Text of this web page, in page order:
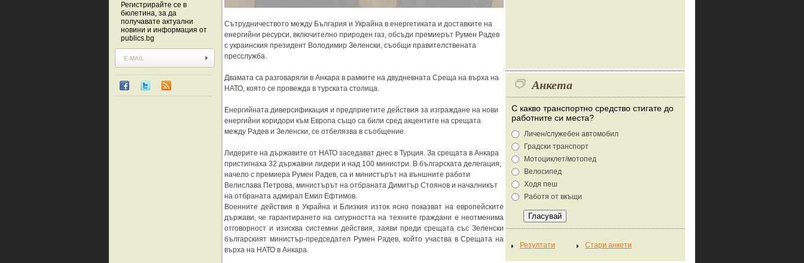
Регистрирайте се в
бюлетина, за да
получавате актуални
новини и информация от
publics.bg
Сътрудничеството между България и Украйна в енергетиката и доставките на
енергийни ресурси, включително природен газ, обсъди премиерът Румен Радев
с украинския президент Володимир Зеленски, съобщи правителствената
пресслужба.
Двамата са разговаряли в Анкара в рамките на двудневната Среща на върха на
НАТО, която се провежда в турската столица.
Енергийната диверсификация и предприетите действия за изграждане на нови
енергийни коридори към Европа също са били сред акцентите на срещата
между Радев и Зеленски, се отбелязва в съобщение.
Лидерите на държавите от НАТО заседават днес в Турция. За срещата в Анкара
пристигнаха 32 държавни лидери и над 100 министри. В българската делегация,
начело с премиера Румен Радев, са и министърът на външните работи
Велислава Петрова, министърът на отбраната Димитър Стоянов и началникът
на отбраната адмирал Емил Ефтимов.
Военните действия в Украйна и Близкия изток ясно показват на европейските
държави, че гарантирането на сигурността на техните граждани е неотменима
отговорност и изисква системни действия, заяви преди срещата със Зеленски
българският министър-председател Румен Радев, който участва в Срещата на
върха на НАТО в Анкара.
Анкета
С какво транспортно средство стигате до
работните си места?
Личен/служебен автомобил
Градски транспорт
Мотоциклет/мотопед
Велосипед
Ходя пеш
Работя от вкъщи